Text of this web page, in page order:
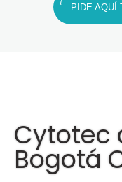
PIDE AQUÍ
Cytotec
Bogotá